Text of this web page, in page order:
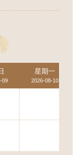
09
星期一
2026-08-10